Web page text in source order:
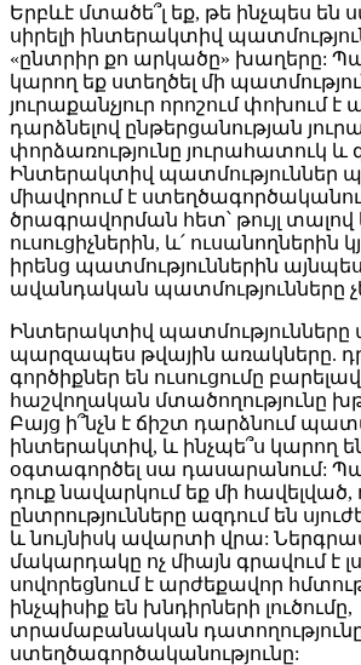
Երբևէ մտածե՞լ եք, թե ինչպես են
սիրելի ինտերակտիվ
«ընտրիր քո արկածը» խաղերը:
կարող եք ստեղծել մի
յուրաքանչյուր որոշում փոխում է
դարձնելով ընթերցանության
փորձառությունը յուրահատուկ և
Ինտերակտիվ պատմություններ
միավորում է
ծրագրավորման հետ՝ թույլ տալով
ուսուցիչներին, և՛ ուսանողներին
իրենց պատմություններին
ավանդական պատմությունները
Ինտերակտիվ պատմությունները
պարզապես թվային առակները.
գործիքներ են ուսուցումը
հաշվողական մտածողությունը
Բայց ի՞նչն է ճիշտ դարձնում
ինտերակտիվ, և ինչպե՞ս կարող
օգտագործել սա դասարանում:
դուք նավարկում եք մի հավելված,
ընտրությունները ազդում են
և նույնիսկ ավարտի վրա:
մակարդակը ոչ միայն գրավում է
սովորեցնում է արժեքավոր
ինչպիսիք են խնդիրների լուծումը,
տրամաբանական
ստեղծագործականությունը: